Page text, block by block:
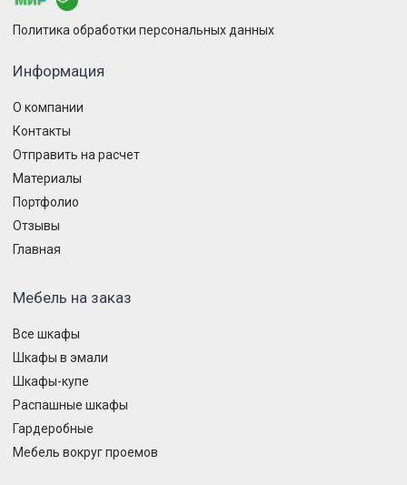
Политика обработки персональных данных
Информация
О компании
Контакты
Отправить на расчет
Материалы
Портфолио
Отзывы
Главная
Мебель на заказ
Все шкафы
Шкафы в эмали
Шкафы-купе
Распашные шкафы
Гардеробные
Мебель вокруг проемов